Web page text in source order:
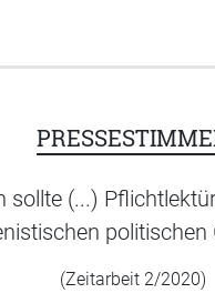
sollte (...)
(Zeitarbeit 2/2020)